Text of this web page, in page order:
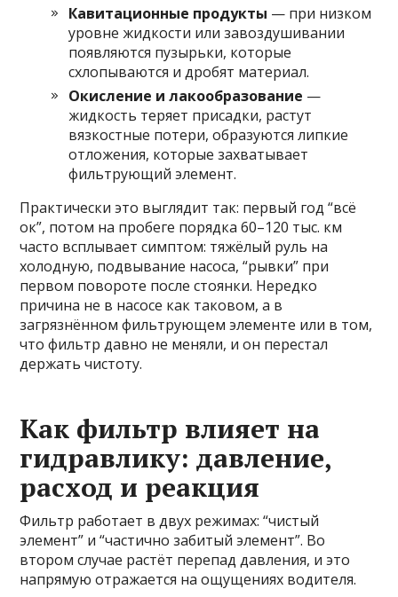
Кавитационные продукты — при низком
уровне жидкости или завоздушивании
появляются пузырьки, которые
схлопываются и дробят материал.
Окисление и лакообразование —
жидкость теряет присадки, растут
вязкостные потери, образуются липкие
отложения, которые захватывает
фильтрующий элемент.
Практически это выглядит так: первый год “всё
ок”, потом на пробеге порядка 60–120 тыс. км
часто всплывает симптом: тяжёлый руль на
холодную, подвывание насоса, “рывки” при
первом повороте после стоянки. Нередко
причина не в насосе как таковом, а в
загрязнённом фильтрующем элементе или в том,
что фильтр давно не меняли, и он перестал
держать чистоту.
Как фильтр влияет на
гидравлику: давление,
расход и реакция
Фильтр работает в двух режимах: “чистый
элемент” и “частично забитый элемент”. Во
втором случае растёт перепад давления, и это
напрямую отражается на ощущениях водителя.